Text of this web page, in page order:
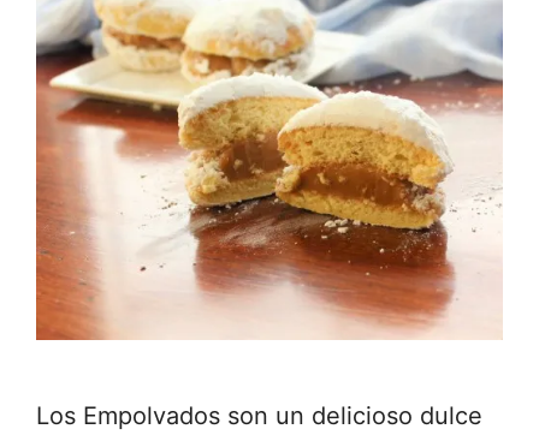
Los Empolvados son un delicioso dulce